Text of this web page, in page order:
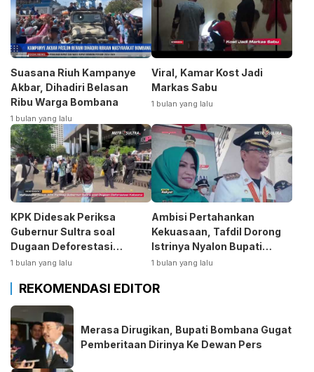
Suasana Riuh Kampanye
Akbar, Dihadiri Belasan
Ribu Warga Bombana
1 bulan yang lalu
Viral, Kamar Kost Jadi
Markas Sabu
1 bulan yang lalu
KPK Didesak Periksa
Gubernur Sultra soal
Dugaan Deforestasi
Kabaen
1 bulan yang lalu
Ambisi Pertahankan
Kekuasaan, Tafdil Dorong
Istrinya Nyalon Bupati
Bombana
1 bulan yang lalu
REKOMENDASI EDITOR
Merasa Dirugikan, Bupati Bombana Gugat
Pemberitaan Dirinya Ke Dewan Pers